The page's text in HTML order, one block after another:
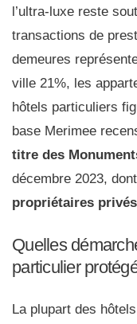
l’ultra-luxe reste
transactions de
demeures
ville 21%, les
hôtels particuliers
base Merimee
titre des
décembre 2023, dont
propriétaires privés
Quelles
particulier
La plupart des